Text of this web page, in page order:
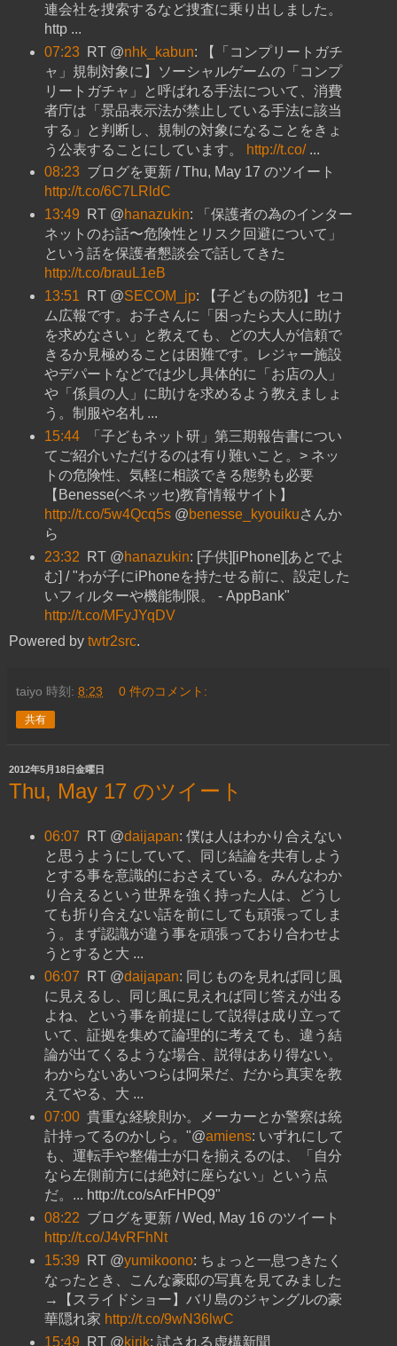
連会社を捜索するなど捜査に乗り出しました。
http ...
07:23
RT @nhk_kabun: 【「コンプリートガチ
ャ」規制対象に】ソーシャルゲームの「コンプ
リートガチャ」と呼ばれる手法について、消費
者庁は「景品表示法が禁止している手法に該当
する」と判断し、規制の対象になることをきょ
う公表することにしています。
http://t.co/...
08:23 ブログを更新 / Thu, May 17 のツイート
http://t.co/6C7LRldC
13:49
RT @hanazukin: 「保護者の為のインター
ネットのお話〜危険性とリスク回避について」
という話を保護者懇談会で話してきた
http://t.co/brauL1eB
13:51
RT @SECOM_jp: 【子どもの防犯】セコ
ム広報です。お子さんに「困ったら大人に助け
を求めなさい」と教えても、どの大人が信頼で
きるか見極めることは困難です。レジャー施設
やデパートなどでは少し具体的に「お店の人」
や「係員の人」に助けを求めるよう教えましょ
う。制服や名札 ...
15:44
「子どもネット研」第三期報告書につい
てご紹介いただけるのは有り難いこと。> ネッ
トの危険性、気軽に相談できる態勢も必要
【Benesse(ベネッセ)教育情報サイト】
http://t.co/5w4Qcq5s@benesse_kyouikuさんか
ら
23:32
RT @hanazukin: [子供][iPhone][あとでよ
む] / "わが子にiPhoneを持たせる前に、設定した
いフィルターや機能制限。 - AppBank"
http://t.co/MFyJYqDV
Powered by twtr2src.
taiyo 時刻: 8:23 0 件のコメント:
共有
2012年5月18日金曜日
Thu, May 17 のツイート
06:07 RT @daijapan: 僕は人はわかり合えない
と思うようにしていて、同じ結論を共有しよう
とする事を意識的におさえている。みんなわか
り合えるという世界を強く持った人は、どうし
ても折り合えない話を前にしても頑張ってしま
う。まず認識が違う事を頑張っており合わせよ
うとすると大 ...
06:07
RT @daijapan: 同じものを見れば同じ風
に見えるし、同じ風に見えれば同じ答えが出る
よね、という事を前提にして説得は成り立って
いて、証拠を集めて論理的に考えても、違う結
論が出てくるような場合、説得はあり得ない。
わからないあいつらは阿呆だ、だから真実を教
えてやる、大 ...
07:00 貴重な経験則か。メーカーとか警察は統
計持ってるのかしら。"@amiens: いずれにして
も、運転手や整備士が口を揃えるのは、「自分
なら左側前方には絶対に座らない」という点
だ。... http://t.co/sArFHPQ9"
08:22 ブログを更新 / Wed, May 16 のツイート
http://t.co/J4vRFhNt
15:39
RT @yumikoono: ちょっと一息つきたく
なったとき、こんな豪邸の写真を見てみました
→【スライドショー】バリ島のジャングルの豪
華隠れ家 http://t.co/9wN36lwC
15:49
RT @kirik: 試される虚構新聞